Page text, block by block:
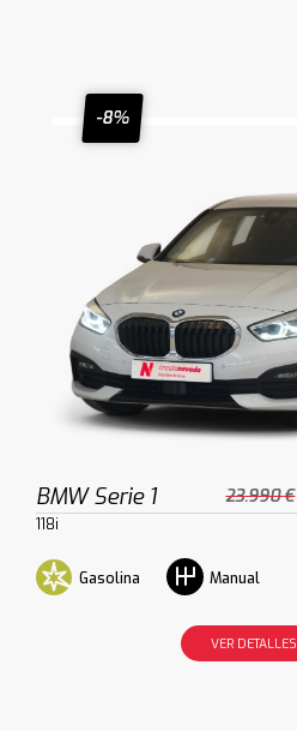
-8%
BMW Serie 1 23.990 €
118i
Gasolina Manual
VER DETALLES